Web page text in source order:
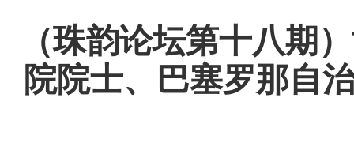
（珠韵论坛第十八期
院院士、巴塞罗那自